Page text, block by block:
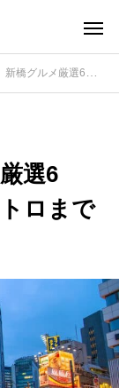
んべろから昭和レトロまで楽しむ大人のグルメ街
選6
ロまで